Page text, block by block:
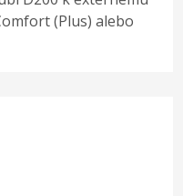
(Plus) alebo